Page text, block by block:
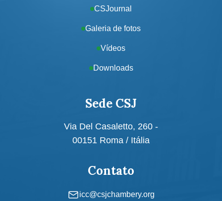
CSJournal
Galeria de fotos
Vídeos
Downloads
Sede CSJ
Via Del Casaletto, 260 -
00151 Roma / Itália
Contato
icc@csjchambery.org